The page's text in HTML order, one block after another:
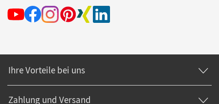
Ihre Vorteile bei uns
Zahlung und Versand